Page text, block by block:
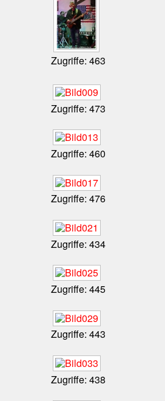
Zugriffe: 463
Zugriffe: 473
Zugriffe: 460
Zugriffe: 476
Zugriffe: 434
Zugriffe: 445
Zugriffe: 443
Zugriffe: 438